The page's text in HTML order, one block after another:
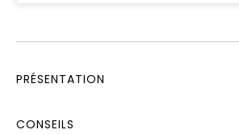
PRÉSENTATION
CONSEILS